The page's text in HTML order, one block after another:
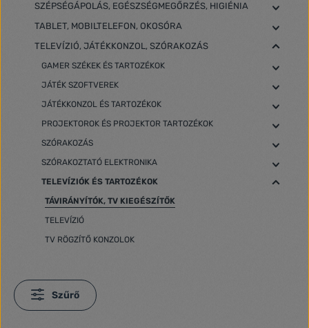
SZÉPSÉGÁPOLÁS, EGÉSZSÉGMEGŐRZÉS, HIGIÉNIA
TABLET, MOBILTELEFON, OKOSÓRA
TELEVÍZIÓ, JÁTÉKKONZOL, SZÓRAKOZÁS
GAMER SZÉKEK ÉS TARTOZÉKOK
JÁTÉK SZOFTVEREK
JÁTÉKKONZOL ÉS TARTOZÉKOK
PROJEKTOROK ÉS PROJEKTOR TARTOZÉKOK
SZÓRAKOZÁS
SZÓRAKOZTATÓ ELEKTRONIKA
TELEVÍZIÓK ÉS TARTOZÉKOK
TÁVIRÁNYÍTÓK, TV KIEGÉSZÍTŐK
TELEVÍZIÓ
TV RÖGZÍTŐ KONZOLOK
Szűrő